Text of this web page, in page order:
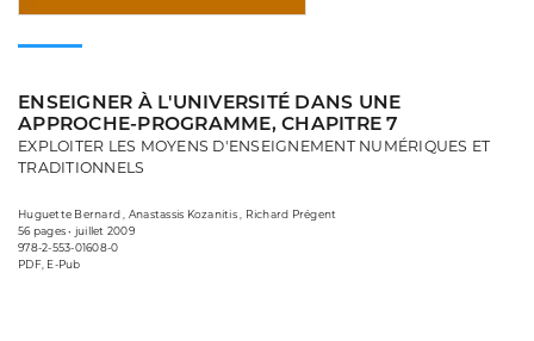
ENSEIGNER À L'UNIVERSITÉ DANS UNE
APPROCHE-PROGRAMME, CHAPITRE 7
EXPLOITER LES MOYENS D'ENSEIGNEMENT NUMÉRIQUES ET
TRADITIONNELS
Huguette Bernard , Anastassis Kozanitis , Richard Prégent
56 pages • juillet 2009
978-2-553-01608-0
PDF, E-Pub